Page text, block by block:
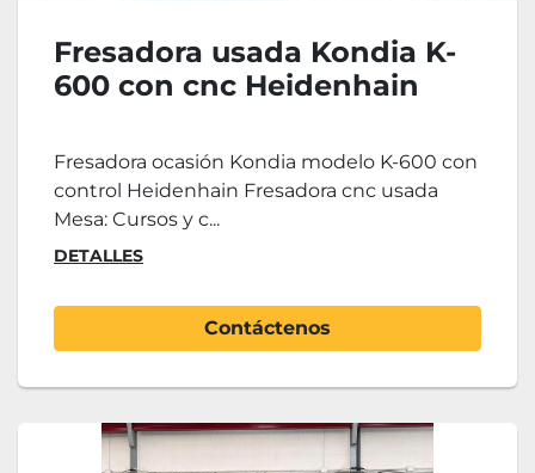
Fresadora usada Kondia K-
600 con cnc Heidenhain
Fresadora ocasión Kondia modelo K-600 con
control Heidenhain Fresadora cnc usada
Mesa: Cursos y c...
DETALLES
Contáctenos